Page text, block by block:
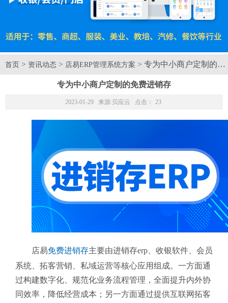
首页 > 资讯动态 > 店易ERP管理系统方案 > 专为中小商户定制的免
专为中小商户定制的免费进销存
2023-01-29 来源: 贝应云 点击： 23
店易免费进销存主要由进销存erp、收银软件、会员
系统、拓客营销、私域运营等核心应用组成。一方面通
过构建数字化、规范化业务流程管理，全面提升内外协
同效率，降低经营成本；另一方面通过提供互联网拓客